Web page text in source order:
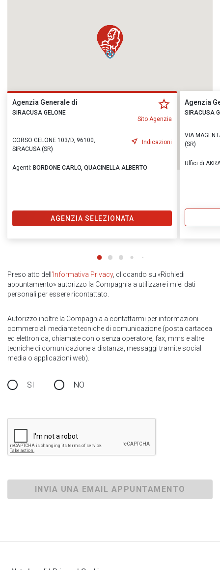
Agenzia Generale di
SIRACUSA GELONE
Sito Agenzia
CORSO GELONE 103/D, 96100,
SIRACUSA (SR)
Indicazioni
Agenti: BORDONE CARLO, QUACINELLA ALBERTO
AGENZIA SELEZIONATA
Agenzia
SIRACUSA
VIA
(SR)
Uffici di
Preso atto dell ’Informativa Privacy, cliccando su «Richiedi
appuntamento» autorizzo la Compagnia a utilizzare i miei dati
personali per essere ricontattato.
Autorizzo inoltre la Compagnia a contattarmi per informazioni
commerciali mediante tecniche di comunicazione (posta cartacea
ed elettronica, chiamate con o senza operatore, fax, mms e altre
tecniche di comunicazione a distanza, messaggi tramite social
media o applicazioni web).
SI NO
INVIA UNA EMAIL APPUNTAMENTO